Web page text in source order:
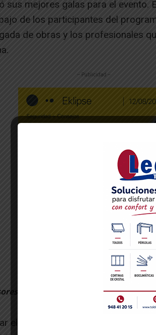
sus mejores galas para el evento.
de los participantes del
de obras y los profesionales
-- Publicidad --
de la cultura de España y una de
el cartel, Gormedino también fue